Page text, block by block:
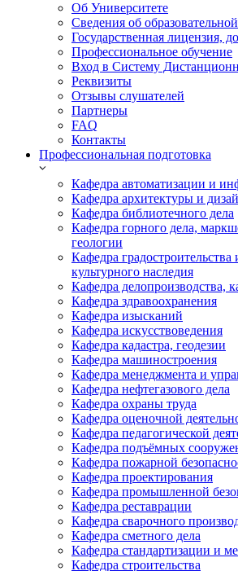
Об Университете
Сведения об
Государственная лицензия,
Профессиональное обучение
Вход в Систему
Реквизиты
Отзывы слушателей
Партнеры
FAQ
Контакты
Профессиональная подготовка
Кафедра автоматизации и
Кафедра архитектуры и
Кафедра библиотечного дела
Кафедра горного дела,
геологии
Кафедра
культурного наследия
Кафедра делопроизводства,
Кафедра здравоохранения
Кафедра изысканий
Кафедра искусствоведения
Кафедра кадастра, геодезии
Кафедра машиностроения
Кафедра менеджмента и
Кафедра нефтегазового дела
Кафедра охраны труда
Кафедра оценочной
Кафедра педагогической
Кафедра подъёмных
Кафедра пожарной
Кафедра проектирования
Кафедра промышленной
Кафедра реставрации
Кафедра сварочного
Кафедра сметного дела
Кафедра стандартизации и
Кафедра строительства